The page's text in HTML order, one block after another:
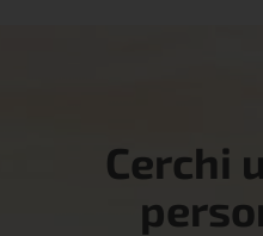
Cerchi